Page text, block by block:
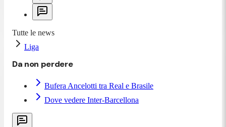
Tutte le news
Liga
Da non perdere
Bufera Ancelotti tra Real e Brasile
Dove vedere Inter-Barcellona